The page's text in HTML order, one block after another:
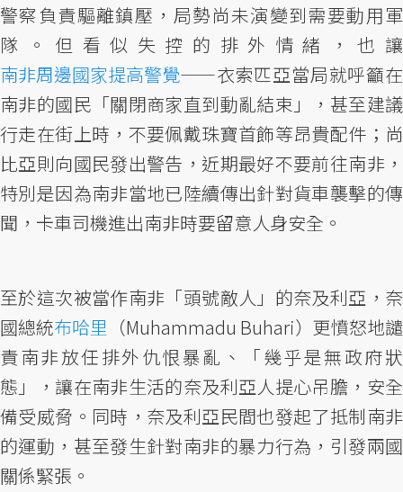
警察負責驅離鎮壓，局勢尚未演變到需要動用軍
隊。但看似失控的排外情緒，也讓
南非周邊國家提高警覺——衣索匹亞當局就呼籲在
南非的國民「關閉商家直到動亂結束」，甚至建議
行走在街上時，不要佩戴珠寶首飾等昂貴配件；尚
比亞則向國民發出警告，近期最好不要前往南非，
特別是因為南非當地已陸續傳出針對貨車襲擊的傳
聞，卡車司機進出南非時要留意人身安全。
至於這次被當作南非「頭號敵人」的奈及利亞，奈
國總統布哈里 （Muhammadu Buhari）更憤怒地譴
責南非放任排外仇恨暴亂、「幾乎是無政府狀
態」，讓在南非生活的奈及利亞人提心吊膽，安全
備受威脅。同時，奈及利亞民間也發起了抵制南非
的運動，甚至發生針對南非的暴力行為，引發兩國
關係緊張。